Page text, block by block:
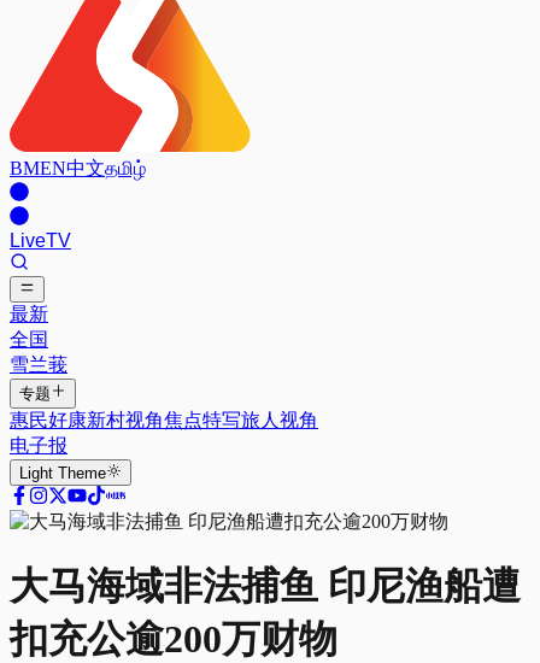
BMEN中文தமிழ்
LiveTV
最新
全国
雪兰莪
专题
惠民好康新村视角焦点特写旅人视角
电子报
Light Theme
大马海域非法捕鱼 印尼渔船遭
扣充公逾200万财物